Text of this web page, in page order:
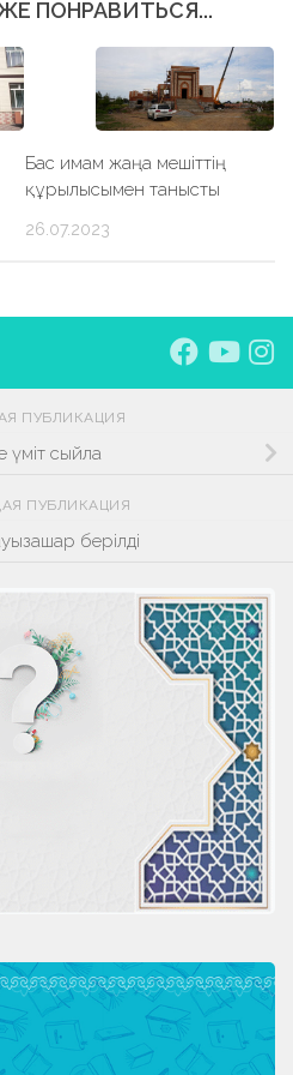
ПОНРАВИТЬСЯ...
Бас имам жаңа мешіттің
құрылысымен танысты
26.07.2023
ПУБЛИКАЦИЯ
үміт сыйла
ПУБЛИКАЦИЯ
берілді